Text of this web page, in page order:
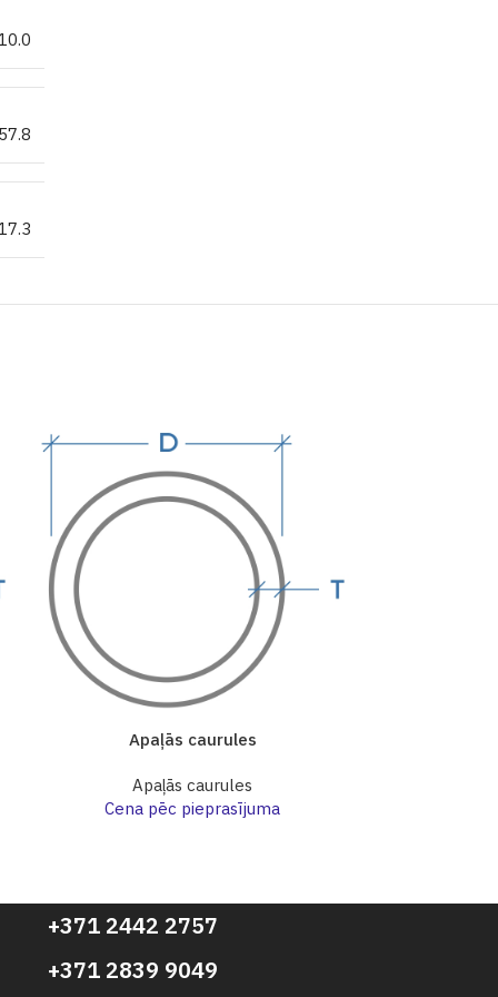
Apaļās caurules
Apaļās caurules
Cena pēc pieprasījuma
+371 2442 2757
+371 2839 9049